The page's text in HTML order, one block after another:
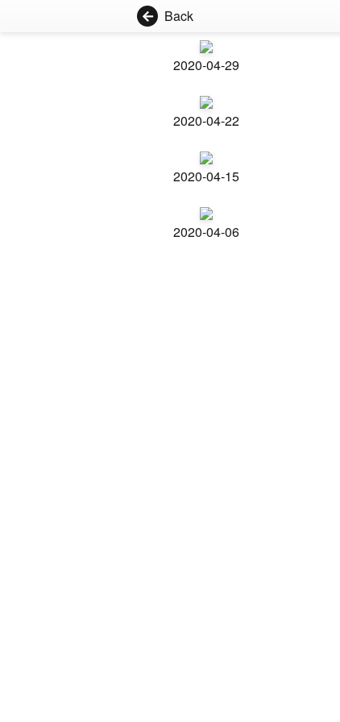
Back
2020-04-29
2020-04-22
2020-04-15
2020-04-06